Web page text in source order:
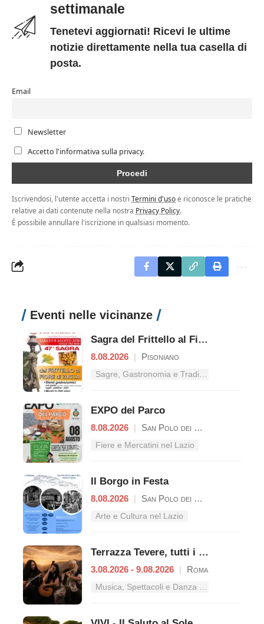
settimanale
Tenetevi aggiornati! Ricevi le ultime
notizie direttamente nella tua casella di
posta.
Email
Newsletter
Accetto l'informativa sulla privacy.
Iscrivendosi, l'utente accetta i nostri Termini d'usoe riconosce le pratiche
relative ai dati contenute nella nostra Privacy Policy.
È possibile annullare l'iscrizione in qualsiasi momento.
Eventi nelle vicinanze
Sagra del Frittello al Fiore di Zucca
8.08.2026 | Pisoniano
EXPO del Parco
8.08.2026 | San Polo dei Cavalieri
Fiere e Mercatini nel Lazio
Il Borgo in Festa
8.08.2026 | San Polo dei Cavalieri
Arte e Cultura nel Lazio
Terrazza Tevere, tutti i concerti dal 3 al 9 agosto
3.08.2026 - 9.08.2026 | Roma